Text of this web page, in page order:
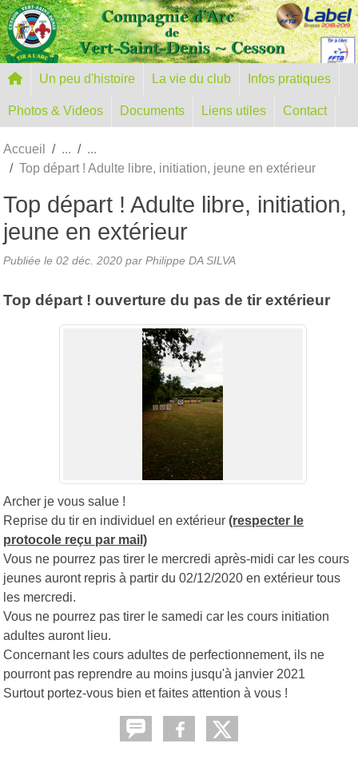
Un peu d'histoire La vie du club Infos pratiques
Photos & Videos Documents Liens utiles Contact
Accueil
Top départ ! Adulte libre, initiation, jeune en extérieur
Top départ ! Adulte libre, initiation,
jeune en extérieur
Publiée le 02 déc. 2020 par Philippe DA SILVA
Top départ ! ouverture du pas de tir extérieur
Archer je vous salue !
Reprise du tir en individuel en extérieur (respecter le
protocole reçu par mail)
Vous ne pourrez pas tirer le mercredi après-midi car les cours
jeunes auront repris à partir du 02/12/2020 en extérieur tous
les mercredi.
Vous ne pourrez pas tirer le samedi car les cours initiation
adultes auront lieu.
Concernant les cours adultes de perfectionnement, ils ne
pourront pas reprendre au moins jusqu'à janvier 2021
Surtout portez-vous bien et faites attention à vous !
Panneau de gestion des cookies